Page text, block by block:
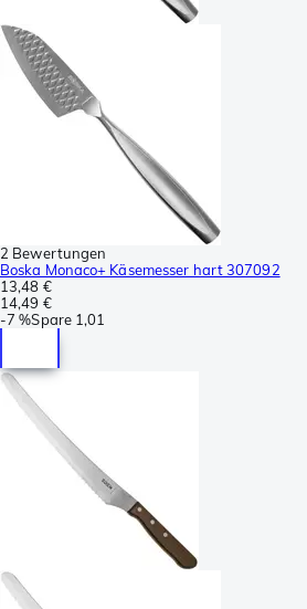
2 Bewertungen
Boska Monaco+ Käsemesser hart 307092
13,48 €
14,49 €
-7 %Spare 1,01